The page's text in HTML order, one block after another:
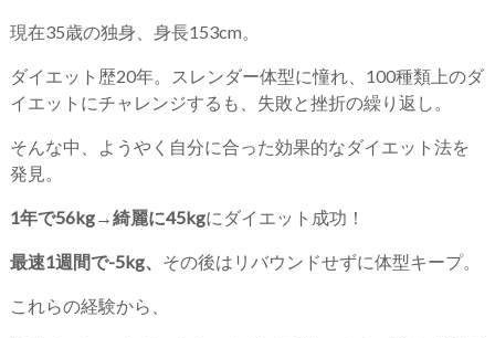
現在35歳の独身、身長153cm。
ダイエット歴20年。スレンダー体型に憧れ、100種類上のダ
イエットにチャレンジするも、失敗と挫折の繰り返し。
そんな中、ようやく自分に合った効果的なダイエット法を
発見。
1年で56kg→綺麗に45kgにダイエット成功！
最速1週間で-5kg、 その後はリバウンドせずに体型キープ。
これらの経験から、